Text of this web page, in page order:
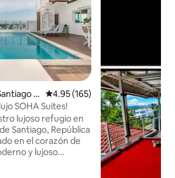
d
Calificación promedio: 4.95 de
4.95 (165)
SOHA Suites!
lujoso refugio en
Santiago, República
y lujoso